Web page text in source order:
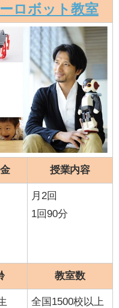
ロボット教室
授業内容
月2回
1回90分
教室数
全国1500校以上